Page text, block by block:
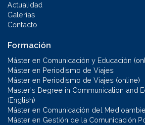
Actualidad
Galerías
Contacto
Formación
Máster en Comunicación y Educación
Máster en Periodismo de Viajes
Máster en Periodismo de Viajes (online)
Master's Degree in Communication and
(English)
Máster en Comunicación del
Máster en Gestión de la Comunicación